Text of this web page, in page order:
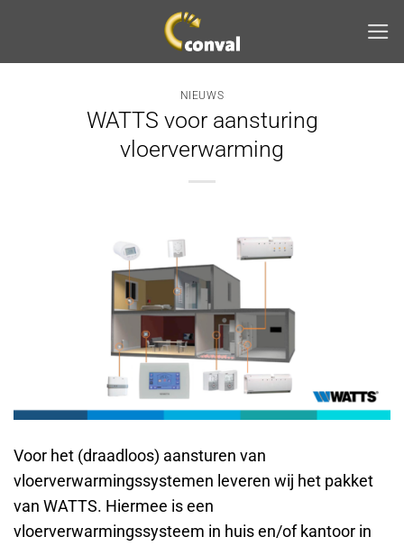
inhoud
NIEUWS
WATTS voor aansturing
vloerverwarming
Voor het (draadloos) aansturen van
vloerverwarmingssystemen leveren wij het pakket
van WATTS. Hiermee is een
vloerverwarmingssysteem in huis en/of kantoor in